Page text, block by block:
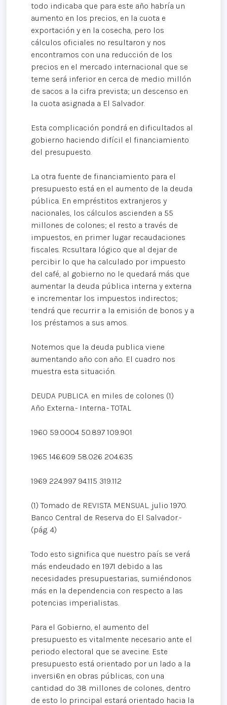
todo indicaba que para este año habría un
aumento en los precios, en la cuota e
exportación y en la cosecha, pero los
cálculos oficiales no resultaron y nos
encontramos con una reducción de los
precios en el mercado internacional que se
teme será inferior en cerca de medio millón
de sacos a la cifra prevista; un descenso en
la cuota asignada a El Salvador.
Esta complicación pondrá en dificultados al
gobierno haciendo difícil el financiamiento
del presupuesto.
La otra fuente de financiamiento para el
presupuesto está en el aumento de la deuda
pública. En empréstitos extranjeros y
nacionales, los cálculos ascienden a 55
millones de colones; el resto a través de
impuestos, en primer lugar recaudaciones
fiscales. Rcsu1tara lógico que al dejar de
percibir lo que ha calculado por impuesto
del café, al gobierno no le quedará más que
aumentar la deuda pública interna y externa
e incrementar los impuestos indirectos;
tendrá que recurrir a la emisión de bonos y a
los préstamos a sus amos.
Notemos que la deuda publica viene
aumentando año con año. El cuadro nos
muestra esta situación.
DEUDA PUBLICA. en miles de colones (1)
Año Externa.- Interna.- TOTAL
1960 59.0004 50.897 109.901
1965 146.609 58.026 204.635
1969 224.997 94.115 319.112
(1) Tomado de REVISTA MENSUAL. julio 1970.
Banco Central de Reserva do El Salvador.-
(pág. 4)
Todo esto significa que nuestro país se verá
más endeudado en 1971 debido a las
necesidades presupuestarias, sumiéndonos
más en la dependencia con respecto a las
potencias imperialistas.
Para el Gobierno, el aumento del
presupuesto es vitalmente necesario ante el
periodo electoral que se avecine. Este
presupuesto está orientado por un lado a la
inversi6n en obras públicas, con una
cantidad do 38 millones de colones, dentro
de esto lo principal estará orientado hacia la